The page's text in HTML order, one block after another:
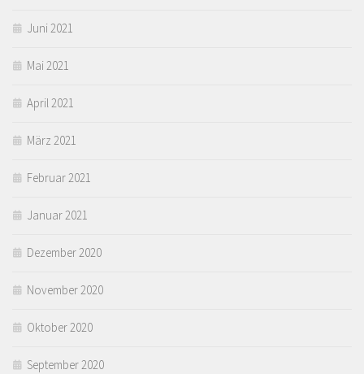
Juni 2021
Mai 2021
April 2021
März 2021
Februar 2021
Januar 2021
Dezember 2020
November 2020
Oktober 2020
September 2020